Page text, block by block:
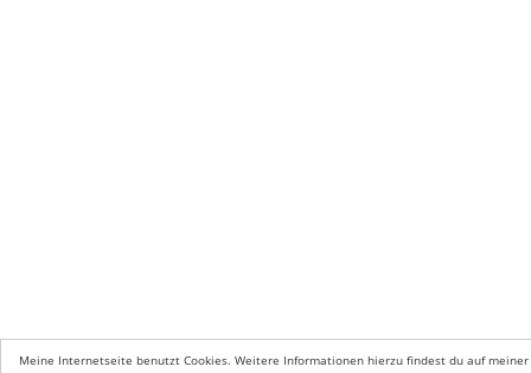
Meine Internetseite benutzt Cookies. Weitere Informationen hierzu findest du auf